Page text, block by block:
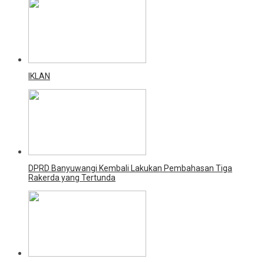
IKLAN
DPRD Banyuwangi Kembali Lakukan Pembahasan Tiga
Rakerda yang Tertunda